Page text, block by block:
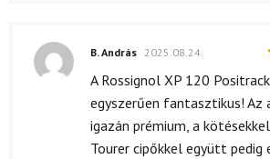
B. András 2025.08.24.
A Rossignol XP 120
egyszerűen fantasztikus! Az
igazán prémium, a
Tourer cipőkkel együtt